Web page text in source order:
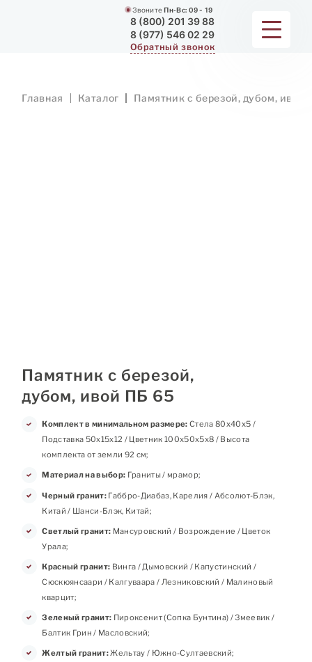
ЗвонитеПн-Вс: 09 - 19
8 (800) 201 39 88
8 (977) 546 02 29
Обратный звонок
Главная Каталог Памятник с березой, дубом, ивой
Памятник с березой,
дубом, ивой ПБ 65
Комплект в минимальном размере: Стела 80х40х5 /
Подставка 50х15х12 / Цветник 100х50х5х8 / Высота
комплекта от земли 92 см;
Материал на выбор: Граниты / мрамор;
Черный гранит:Габбро-Диабаз, Карелия / Абсолют-Блэк,
Китай / Шанси-Блэк, Китай;
Светлый гранит: Мансуровский / Возрождение / Цветок
Урала;
Красный гранит: Винга / Дымовский / Капустинский /
Сюскюянсаари / Калгуваара / Лезниковский / Малиновый
кварцит;
Зеленый гранит: Пироксенит (Сопка Бунтина) / Змеевик /
Балтик Грин / Масловский;
Желтый гранит:Жельтау / Южно-Султаевский;